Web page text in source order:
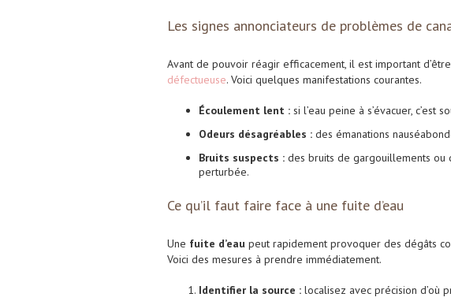
Les signes annonciateurs de problèmes de
Avant de pouvoir réagir efficacement, il est important
défectueuse. Voici quelques manifestations courantes.
Écoulement lent : si l’eau peine à s’évacuer, c’est
Odeurs désagréables : des émanations
Bruits suspects : des bruits de gargouillements ou
perturbée.
Ce qu’il faut faire face à une fuite d’eau
Une fuite d’eau peut rapidement provoquer des dégâts
Voici des mesures à prendre immédiatement.
Identifier la source : localisez avec précision d’où